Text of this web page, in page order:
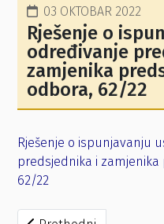
03 OKTOBAR 2022
Rješenje o
određivanje
zamjenika
odbora, 62/22
Rješenje o ispunjavanju
predsjednika i
62/22